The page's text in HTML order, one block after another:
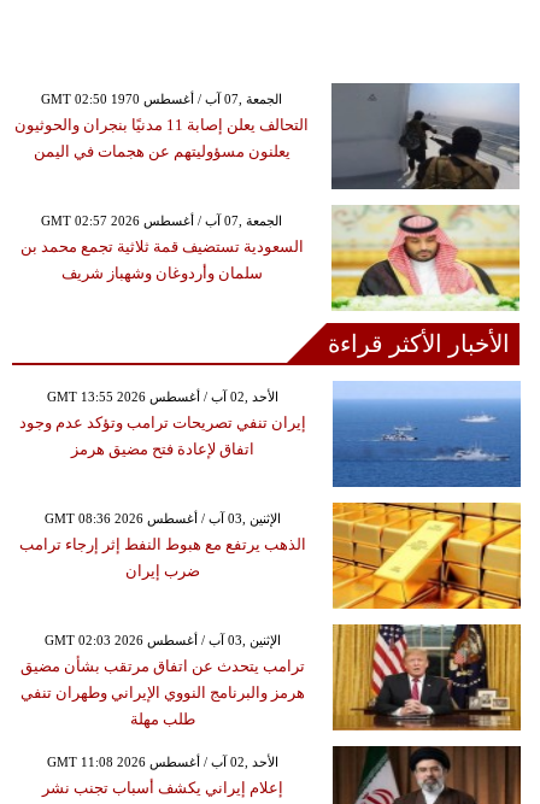
GMT 02:50 1970 الجمعة ,07 آب / أغسطس
التحالف يعلن إصابة 11 مدنيًا بنجران والحوثيون
يعلنون مسؤوليتهم عن هجمات في اليمن
GMT 02:57 2026 الجمعة ,07 آب / أغسطس
السعودية تستضيف قمة ثلاثية تجمع محمد بن
سلمان وأردوغان وشهباز شريف
الأخبار الأكثر قراءة
GMT 13:55 2026 الأحد ,02 آب / أغسطس
إيران تنفي تصريحات ترامب وتؤكد عدم وجود
اتفاق لإعادة فتح مضيق هرمز
GMT 08:36 2026 الإثنين ,03 آب / أغسطس
الذهب يرتفع مع هبوط النفط إثر إرجاء ترامب
ضرب إيران
GMT 02:03 2026 الإثنين ,03 آب / أغسطس
ترامب يتحدث عن اتفاق مرتقب بشأن مضيق
هرمز والبرنامج النووي الإيراني وطهران تنفي
طلب مهلة
GMT 11:08 2026 الأحد ,02 آب / أغسطس
إعلام إيراني يكشف أسباب تجنب نشر